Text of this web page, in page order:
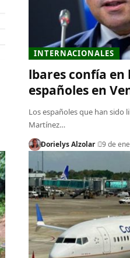
INTERNACIONALES
lbares confía
españoles en
Los españoles que han sido
Martínez…
Dorielys Alzolar 9 de